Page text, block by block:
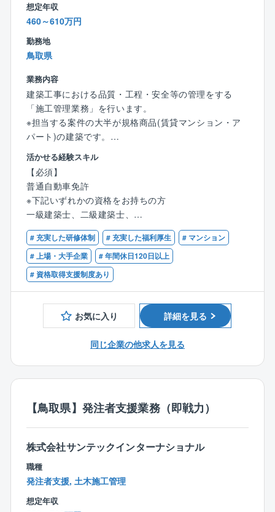
3.チームワークを重視した風土
個人の能力や経験を尊重し、チームで協力しながら目
標達成を目指す風土があります。上司や先輩から積極
的に指導を受けられる環境も整っており、自身の成長
4.ワークライフバランスを実現しやすい
フレックスタイム制やテレワーク制度など、ライフス
タイルに合わせた働き方が可能です。育児や介護と仕
事の両立を支援する制度も充実しており、働きやすい
※全社平均残業時間 約23時間/月
5.安定した経営基盤
JR西日本グループの一員として、安定した経営基盤を
誇っています。福利厚生も充実しており、安心して働
ける環境です。
想定年収
460～610万円
勤務地
鳥取県
業務内容
建築工事における品質・工程・安全等の管理をする
「施工管理業務」を行います。
※担当する案件の大半が規格商品(賃貸マンション・ア
パート)の建築です。
【具体的には】
▼担当する案件
◎自社開発の賃貸マンション・アパート
※規格商品の建築が大半の為、経験を積む事で効率的に
業務を進められるようになります。
▼仕事の詳細
安全や品質、工程の管理をお任せします。
同社独自のシステムとしてタブレット(ipad)で業務を支
援しスムーズに仕事を進められる環境を整えていま
す。
入社後は同社のこと、仕事の流れをまずは知って頂く
あなた自身のスキルも活かしつつ、徐々に慣れていき
め、経験を積み仕事に慣れていけば、効率よく業務を
進められます。
■未来まで街に残る建物をつくっています
何が時代に必要とされているのかを考え、商品に反映
活かせる経験スキル
【必須】
普通自動車免許
※下記いずれかの資格をお持ちの方
一級建築士、二級建築士、
1級建築施工管理技士、2級建築施工管理技士
# 充実した研修体制 # 充実した福利厚生
# マンション
# 上場・大手企業
# 年間休日120日以上
# 資格取得支援制度あり
お気に入り 詳細を見る
同じ企業の他求人を見る
【鳥取県】発注者支援業務（即戦力）
株式会社サンテックインターナショナル
職種
発注者支援, 土木施工管理
想定年収